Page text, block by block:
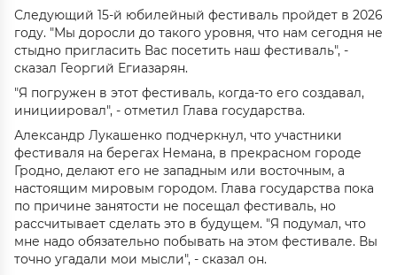
Следующий 15-й юбилейный фестиваль пройдет в 2026
году. "Мы доросли до такого уровня, что нам сегодня не
стыдно пригласить Вас посетить наш фестиваль", -
сказал Георгий Егиазарян.
"Я погружен в этот фестиваль, когда-то его создавал,
инициировал", - отметил Глава государства.
Александр Лукашенко подчеркнул, что участники
фестиваля на берегах Немана, в прекрасном городе
Гродно, делают его не западным или восточным, а
настоящим мировым городом. Глава государства пока
по причине занятости не посещал фестиваль, но
рассчитывает сделать это в будущем. "Я подумал, что
мне надо обязательно побывать на этом фестивале. Вы
точно угадали мои мысли", - сказал он.